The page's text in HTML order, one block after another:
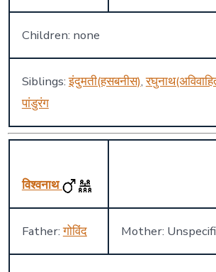
Children: none
Siblings:इंदुमती(हसबनीस),
पांडुरंग
विश्वनाथ
Father:गोविंद Mother: